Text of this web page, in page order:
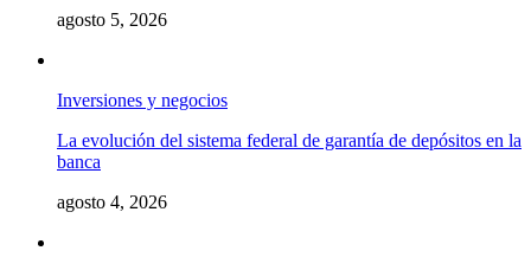
agosto 5, 2026
Inversiones y negocios
La evolución del sistema federal de garantía de depósitos en la
banca
agosto 4, 2026